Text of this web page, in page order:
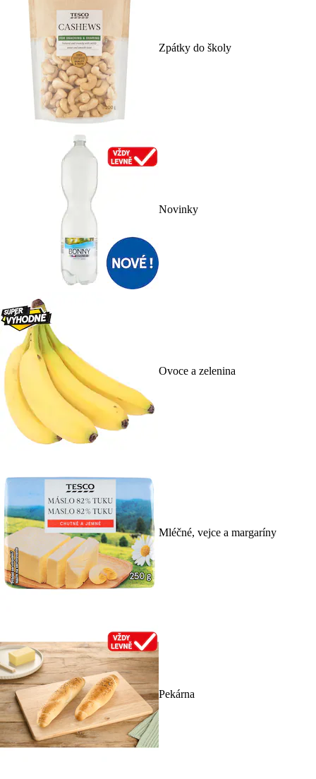
Zpátky do školy
Novinky
Ovoce a zelenina
Mléčné, vejce a margaríny
Pekárna